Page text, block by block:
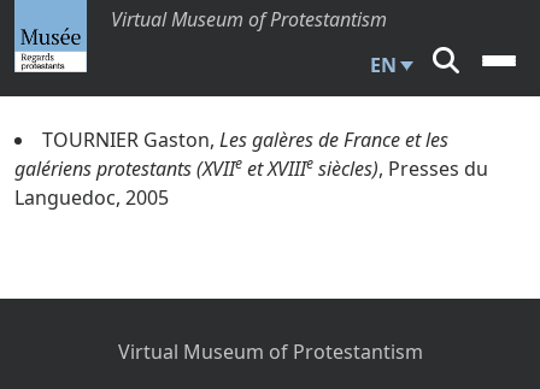
Virtual Museum of Protestantism
EN
TOURNIER Gaston, Les galères de France et les
galériens protestants (XVIIe et XVIIIe siècles), Presses du
Languedoc, 2005
Virtual Museum of Protestantism